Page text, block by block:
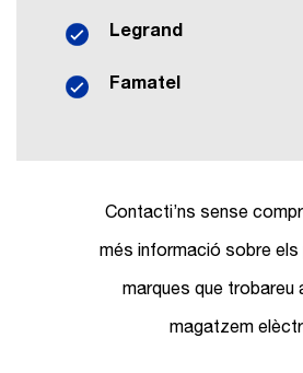
Legrand
Famatel
Contacti’ns sense
més informació sobre
marques que trobareu
magatzem